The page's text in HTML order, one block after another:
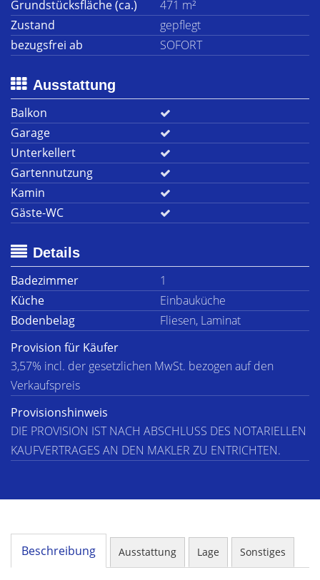
Grundstücksfläche (ca.)
471 m²
Zustand
gepflegt
bezugsfrei ab
SOFORT
Ausstattung
Balkon
Garage
Unterkellert
Gartennutzung
Kamin
Gäste-WC
Details
Badezimmer
1
Küche
Einbauküche
Bodenbelag
Fliesen, Laminat
Provision für Käufer
3,57% incl. der gesetzlichen MwSt. bezogen auf den
Verkaufspreis
Provisionshinweis
DIE PROVISION IST NACH ABSCHLUSS DES NOTARIELLEN
KAUFVERTRAGES AN DEN MAKLER ZU ENTRICHTEN.
Beschreibung Ausstattung Lage Sonstiges